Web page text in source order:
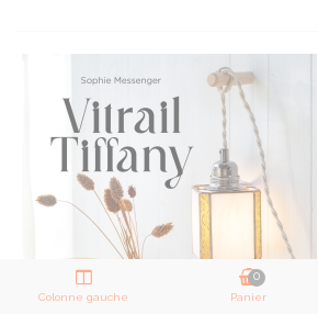
Colonne gauche Panier
0